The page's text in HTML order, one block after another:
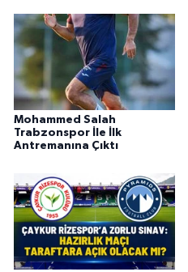
Mohammed Salah
Trabzonspor İle İlk
Antremanına Çıktı